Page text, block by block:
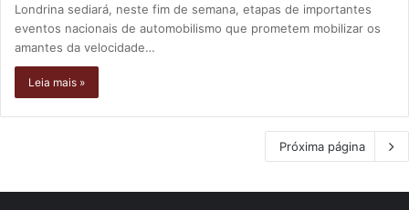
Londrina sediará, neste fim de semana, etapas de importantes
eventos nacionais de automobilismo que prometem mobilizar os
amantes da velocidade…
Leia mais »
Próxima página